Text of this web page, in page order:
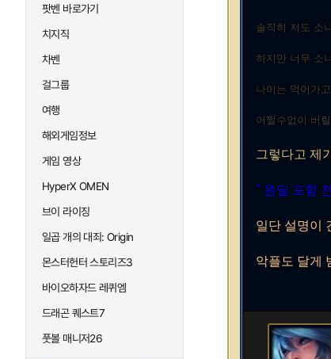
팟벤 바로가기
치지직
차벤
걸그룹
여행
해외게임정보
게임 영상
HyperX OMEN
브이 라이징
일곱 개의 대죄: Origin
몬스터헌터 스토리즈3
바이오하자드 레퀴엠
드래곤 퀘스트7
풋볼 매니저26
솔직히 저도 소
하지만 너무 소
나이는 먹어가
어쩔수없이 버
그렇다고 제
" 원딜 포함
일단 설명이
악플도 달게